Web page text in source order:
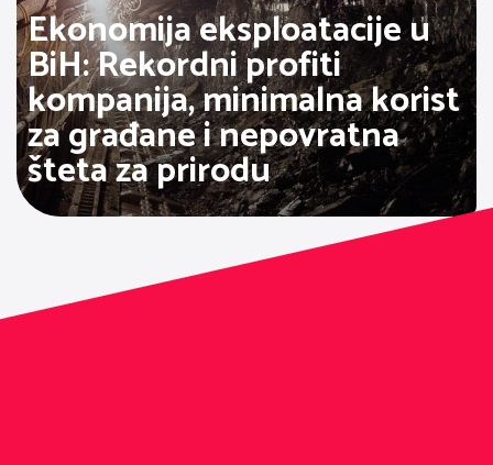
Ekonomija eksploatacije u
BiH: Rekordni profiti
kompanija, minimalna korist
za građane i nepovratna
šteta za prirodu